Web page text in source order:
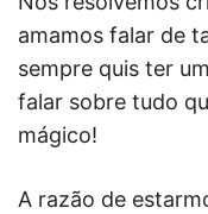
amamos falar de
sempre quis ter
falar sobre tudo
mágico!
A razão de